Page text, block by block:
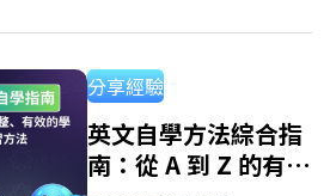
只需一部智能手機和網路
隨地學習。但是，並非所
優點: 隨時隨地學習 個人化
分享經驗
英文自學方法綜合指
南：從 A 到 Z 的有效